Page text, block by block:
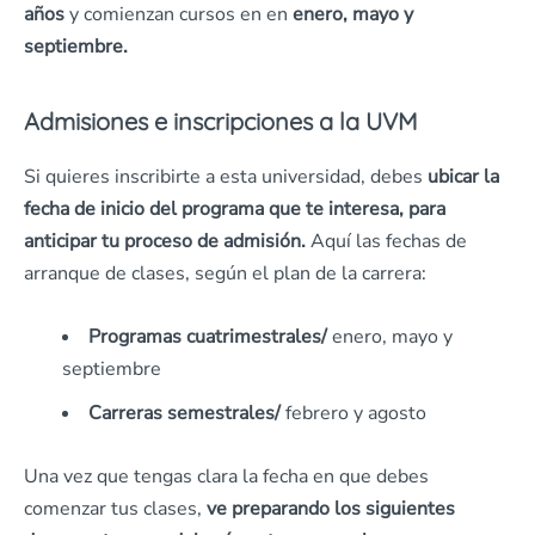
añosy comienzan cursos en en enero, mayo y
septiembre.
Admisiones e inscripciones a la UVM
Si quieres inscribirte a esta universidad, debes ubicar la
fecha de inicio del programa que te interesa, para
anticipar tu proceso de admisión.Aquí las fechas de
arranque de clases, según el plan de la carrera:
Programas cuatrimestrales/enero, mayo y
septiembre
Carreras semestrales/febrero y agosto
Una vez que tengas clara la fecha en que debes
comenzar tus clases, ve preparando los siguientes